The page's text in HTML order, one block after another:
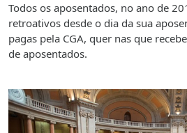
Todos os aposentados, no ano de
retroativos desde o dia da sua
pagas pela CGA, quer nas que
de aposentados.